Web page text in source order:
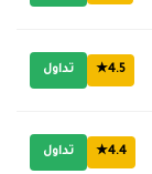
4.5★ تداول
4.4★ تداول